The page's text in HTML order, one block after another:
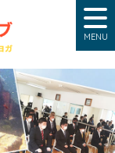
MENU